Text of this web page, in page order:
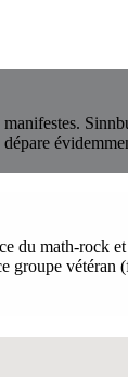
du math-